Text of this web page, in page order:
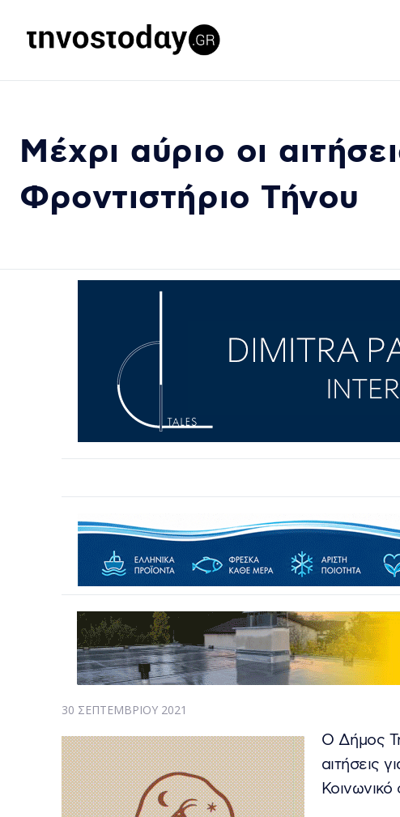
Μέχρι αύριο οι
Φροντιστήριο Τήνου
30 ΣΕΠΤΕΜΒΡΊΟΥ 2021
Ο Δήμος
αιτήσεις
Κοινωνικό